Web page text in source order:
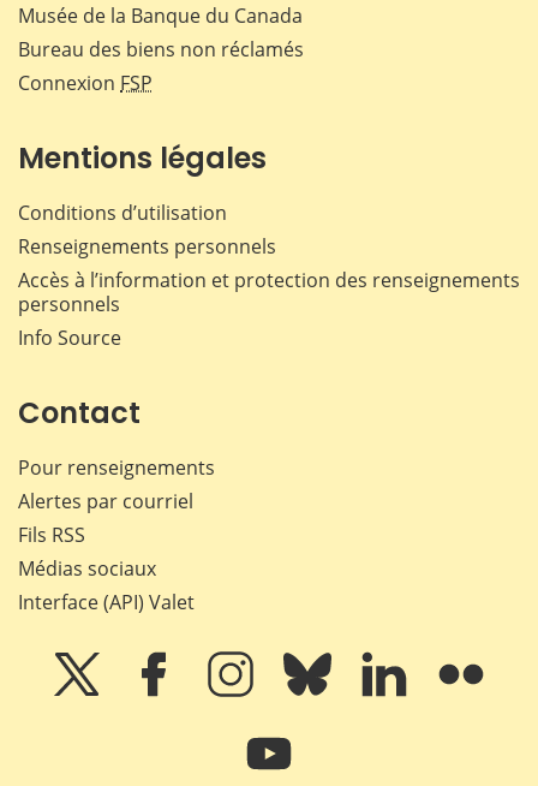
Musée de la Banque du Canada
Bureau des biens non réclamés
Connexion FSP
Mentions légales
Conditions d’utilisation
Renseignements personnels
Accès à l’information et protection des renseignements
personnels
Info Source
Contact
Pour renseignements
Alertes par courriel
Fils RSS
Médias sociaux
Interface (API) Valet